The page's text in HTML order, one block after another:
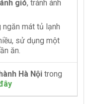
gió, tránh ánh
ngăn mát tủ lạnh
sử dụng một
ăn.
Hà Nội trong